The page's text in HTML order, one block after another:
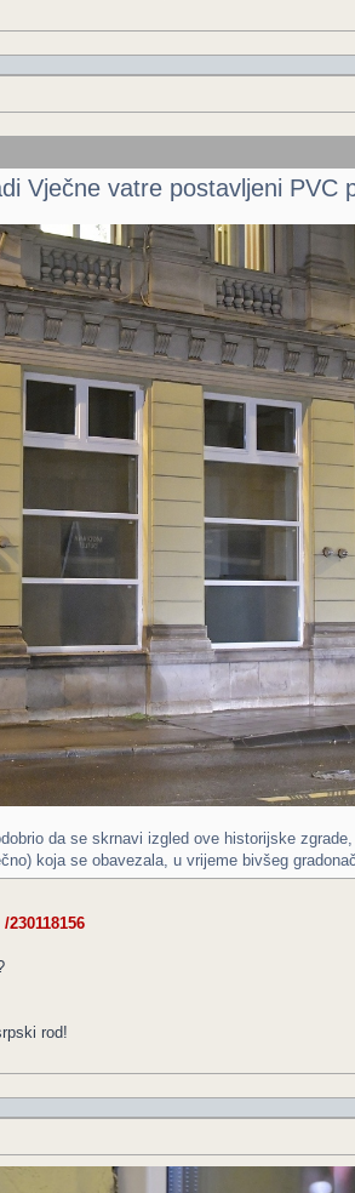
Vječne vatre postavljeni PVC
da se skrnavi izgled ove historijske
koja se obavezala, u vrijeme bivšeg
rod!